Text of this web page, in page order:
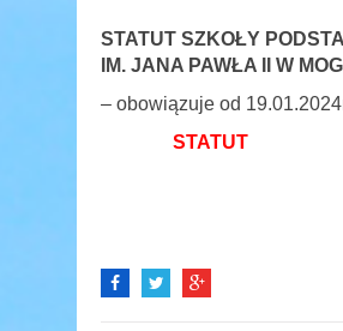
STATUT SZKOŁY
IM. JANA PAWŁA II W
– obowiązuje od
STATUT